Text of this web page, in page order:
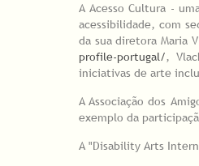
A Acesso Cultura -
acessibilidade, com
da sua diretora Maria
profile-portugal/,
iniciativas de arte
A Associação dos
exemplo da
A "Disability Arts